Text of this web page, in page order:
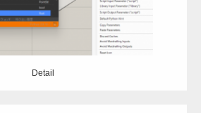
Detail